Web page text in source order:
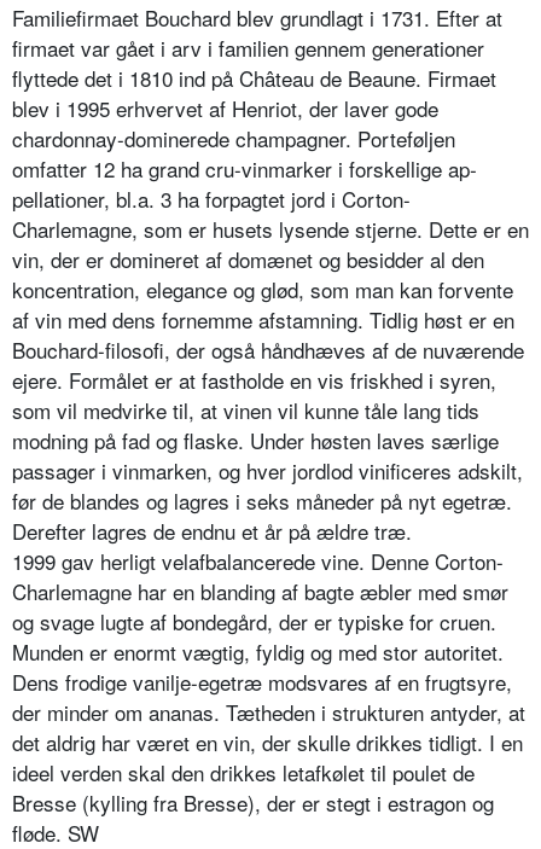
Familiefirmaet Bouchard blev grundlagt i 1731. Efter at
firmaet var gået i arv i familien gennem generatio­ner
flyttede det i 1810 ind på Château de Beaune. Fir­maet
blev i 1995 erhvervet af Henriot, der laver gode
chardonnay-dominerede champagner. Porteføljen
omfatter 12 ha grand cru-vinmarker i forskellige ap­
pellationer, bl.a. 3 ha forpagtet jord i Corton-
Charlemagne, som er husets lysende stjerne. Dette er en
vin, der er domineret af domænet og besidder al den
kon­centration, elegance og glød, som man kan forvente
af vin med dens fornemme afstamning. Tidlig høst er en
Bouchard-filosofi, der også håndhæves af de nuvæ­rende
ejere. Formålet er at fastholde en vis friskhed i syren,
som vil medvirke til, at vinen vil kunne tåle lang tids
modning på fad og flaske. Under høsten laves sær­lige
passager i vinmarken, og hver jordlod vinificeres adskilt,
før de blandes og lagres i seks måneder på nyt egetræ.
Derefter lagres de endnu et år på ældre træ.
1999 gav herligt velafbalancerede vine. Denne Corton-
Charlemagne har en blanding af bagte æbler med smør
og svage lugte af bondegård, der er typiske for cruen.
Munden er enormt vægtig, fyldig og med stor autoritet.
Dens frodige vanilje-egetræ modsva­res af en frugtsyre,
der minder om ananas. Tætheden i strukturen antyder, at
det aldrig har været en vin, der skulle drikkes tidligt. I en
ideel verden skal den drikkes letafkølet til poulet de
Bresse (kylling fra Bresse), der er stegt i estragon og
fløde. SW